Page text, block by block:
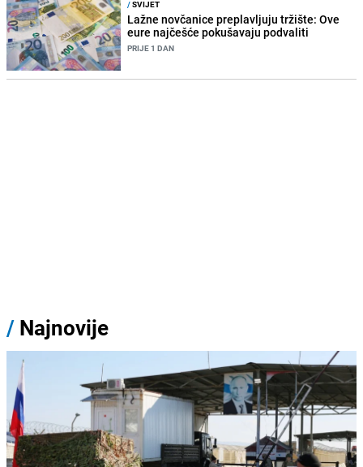
/SVIJET
Lažne novčanice preplavljuju tržište: Ove
eure najčešće pokušavaju podvaliti
PRIJE 1 DAN
/ Najnovije